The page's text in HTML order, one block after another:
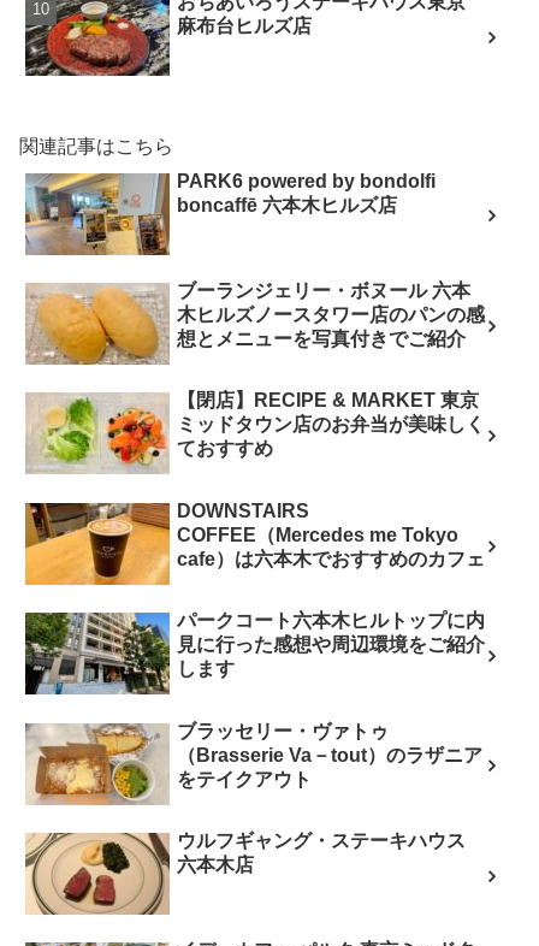
麻布台ヒルズ店
関連記事はこちら
PARK6 powered by bondolfi
boncaffē 六本木ヒルズ店
ブーランジェリー・ボヌール 六本
木ヒルズノースタワー店のパンの感
想とメニューを写真付きでご紹介
【閉店】RECIPE & MARKET 東京
ミッドタウン店のお弁当が美味しく
ておすすめ
DOWNSTAIRS
COFFEE（Mercedes me Tokyo
cafe）は六本木でおすすめのカフェ
パークコート六本木ヒルトップに内
見に行った感想や周辺環境をご紹介
します
ブラッセリー・ヴァトゥ
（Brasserie Va－tout）のラザニア
をテイクアウト
ウルフギャング・ステーキハウス
六本木店